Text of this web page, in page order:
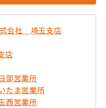
式会社 埼玉支店
店
部営業所
たま営業所
西営業所